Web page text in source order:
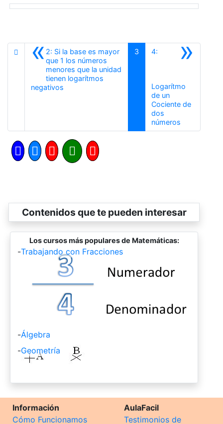
«2: Si la base es mayor
que 1 los números
menores que la unidad
tienen logarítmos
negativos
3 »
4:
Logarítmo
de un
Cociente de
dos
números
Contenidos que te pueden interesar
Los cursos más populares de Matemáticas:
-Trabajando con Fracciones
-Álgebra
-Geometría
Información
Cómo Funcionamos
AulaFacil
Testimonios de